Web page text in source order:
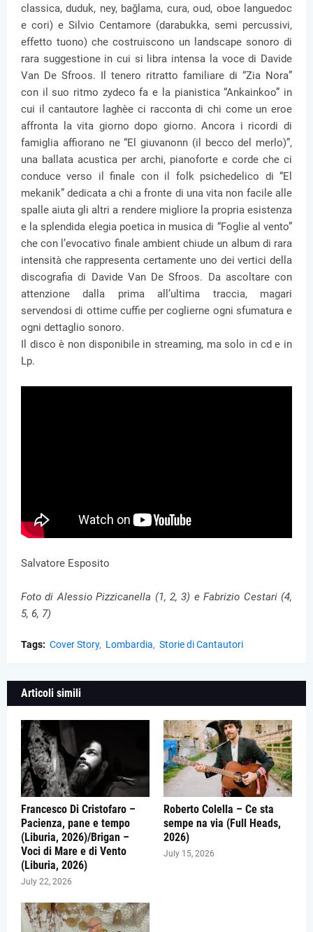
classica, duduk, ney, bağlama, cura, oud, oboe languedoc
e cori) e Silvio Centamore (darabukka, semi percussivi,
effetto tuono) che costruiscono un landscape sonoro di
rara suggestione in cui si libra intensa la voce di Davide
Van De Sfroos. Il tenero ritratto familiare di “Zia Nora”
con il suo ritmo zydeco fa e la pianistica “Ankainkoo” in
cui il cantautore laghèe ci racconta di chi come un eroe
affronta la vita giorno dopo giorno. Ancora i ricordi di
famiglia affiorano ne “El giuvanonn (il becco del merlo)”,
una ballata acustica per archi, pianoforte e corde che ci
conduce verso il finale con il folk psichedelico di “El
mekanik” dedicata a chi a fronte di una vita non facile alle
spalle aiuta gli altri a rendere migliore la propria esistenza
e la splendida elegia poetica in musica di “Foglie al vento”
che con l’evocativo finale ambient chiude un album di rara
intensità che rappresenta certamente uno dei vertici della
discografia di Davide Van De Sfroos. Da ascoltare con
attenzione dalla prima all’ultima traccia, magari
servendosi di ottime cuffie per coglierne ogni sfumatura e
ogni dettaglio sonoro.
Il disco è non disponibile in streaming, ma solo in cd e in
Lp.
Salvatore Esposito
Foto di Alessio Pizzicanella (1, 2, 3) e Fabrizio Cestari (4,
5, 6, 7)
Tags: Cover Story Lombardia Storie di Cantautori
Articoli simili
Francesco Di Cristofaro –
Pacienza, pane e tempo
(Liburia, 2026)/Brigan –
Voci di Mare e di Vento
(Liburia, 2026)
July 22, 2026
Roberto Colella – Ce sta
sempe na via (Full Heads,
2026)
July 15, 2026